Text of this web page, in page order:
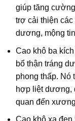
giúp tăng
trợ cải thiện
dương, mộng
Cao khô ba
bổ thận tráng
phong thấp.
hợp liệt dương,
quan đến